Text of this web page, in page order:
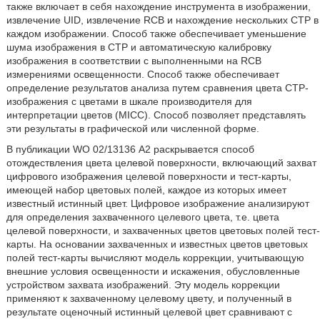
также включает в себя нахождение инструмента в изображении,
извлечение UID, извлечение RCB и нахождение нескольких СТР в
каждом изображении. Способ также обеспечивает уменьшение
шума изображения в СТР и автоматическую калибровку
изображения в соответствии с выполненными на RCB
измерениями освещенности. Способ также обеспечивает
определение результатов анализа путем сравнения цвета СТР-
изображения с цветами в шкале производителя для
интерпретации цветов (MICC). Способ позволяет представлять
эти результаты в графической или численной форме.
В публикации WO 02/13136 А2 раскрывается способ
отождествления цвета целевой поверхности, включающий захват
цифрового изображения целевой поверхности и тест-карты,
имеющей набор цветовых полей, каждое из которых имеет
известный истинный цвет. Цифровое изображение анализируют
для определения захваченного целевого цвета, т.е. цвета
целевой поверхности, и захваченных цветов цветовых полей тест-
карты. На основании захваченных и известных цветов цветовых
полей тест-карты вычисляют модель коррекции, учитывающую
внешние условия освещенности и искажения, обусловленные
устройством захвата изображений. Эту модель коррекции
применяют к захваченному целевому цвету, и полученный в
результате оценочный истинный целевой цвет сравнивают с